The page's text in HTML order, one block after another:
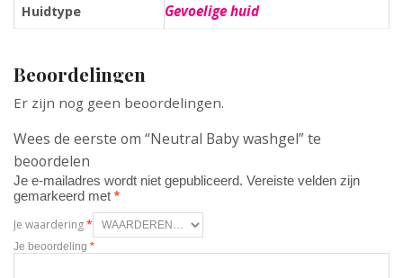
Huidtype Gevoelige huid
Beoordelingen
Er zijn nog geen beoordelingen.
Wees de eerste om “Neutral Baby washgel” te
beoordelen
Je e-mailadres wordt niet gepubliceerd. Vereiste velden zijn
gemarkeerd met *
Je waardering*
Je beoordeling *